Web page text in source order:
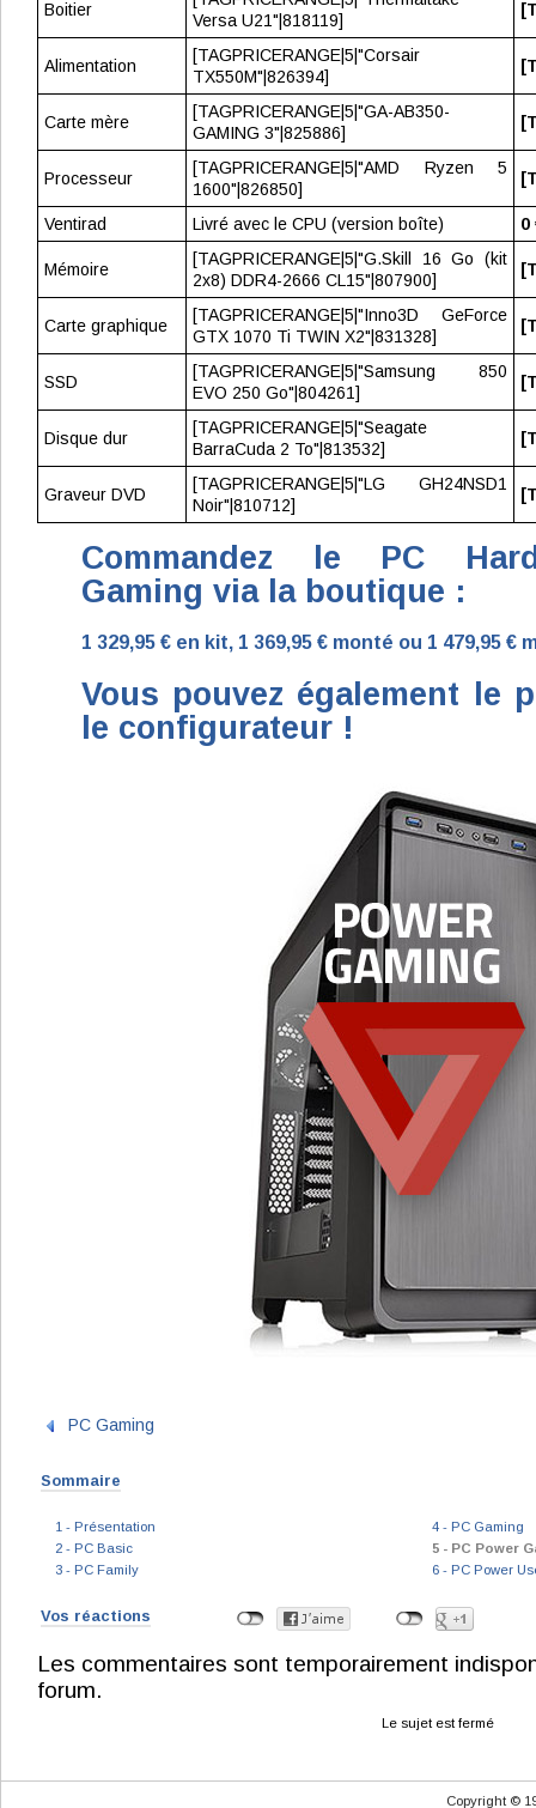
Boitier
Versa U21"|818119]
Alimentation
[TAGPRICERANGE|5|"Corsair
TX550M"|826394]
Carte mère
[TAGPRICERANGE|5|"GA-AB350-
GAMING 3"|825886]
Processeur
[TAGPRICERANGE|5|"AMD Ryzen 5
1600"|826850]
Ventirad Livré avec le CPU (version boîte) 0
Mémoire
[TAGPRICERANGE|5|"G.Skill 16 Go (kit
2x8) DDR4-2666 CL15"|807900]
Carte graphique
[TAGPRICERANGE|5|"Inno3D GeForce
GTX 1070 Ti TWIN X2"|831328]
SSD
[TAGPRICERANGE|5|"Samsung 850
EVO 250 Go"|804261]
Disque dur
[TAGPRICERANGE|5|"Seagate
BarraCuda 2 To"|813532]
Graveur DVD
[TAGPRICERANGE|5|"LG GH24NSD1
Noir"|810712]
Commandez le PC
Gaming via la boutique :
1 329,95 € en kit, 1 369,95 € monté ou 1 479,95 €
Vous pouvez également le
le configurateur !
PC Gaming
Sommaire
1 - Présentation
2 - PC Basic
3 - PC Family
4 - PC Gaming
5 - PC Power
6 - PC Power
Vos réactions
Les commentaires sont temporairement
forum.
Le sujet est fermé
Copyright ©